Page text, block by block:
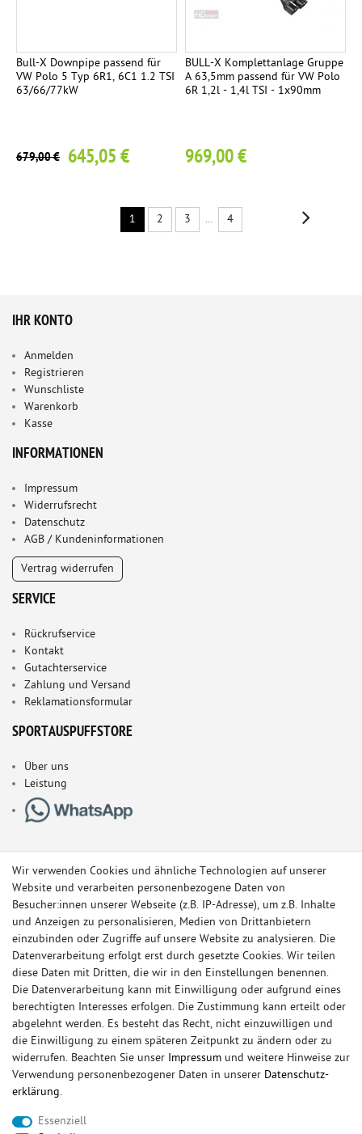
Bull-X Downpipe passend für
VW Polo 5 Typ 6R1, 6C1 1.2 TSI
63/66/77kW
679,00 € 645,05 €
BULL-X Komplettanlage Gruppe
A 63,5mm passend für VW Polo
6R 1,2l - 1,4l TSI - 1x90mm
969,00 €
1 2 3 ... 4
IHR KONTO
Anmelden
Registrieren
Wunschliste
Warenkorb
Kasse
INFORMATIONEN
Impressum
Widerrufsrecht
Datenschutz
AGB / Kundeninformationen
Vertrag widerrufen
SERVICE
Rückrufservice
Kontakt
Gutachterservice
Zahlung und Versand
Reklamationsformular
SPORTAUSPUFFSTORE
Über uns
Leistung
© Copyright 2026 Sportauspuff-Store.de - Alle Rechte vorbehalten.
Preisangaben inkl. gesetzlicher MwSt. und zzgl. Versandkosten
Das Internetportal für Sportendschalldämpfer, Komplettanlagen,
Rennsportanlagen, Sportendrohre, Universalteile, Fächerkrümmer,
Vorschalldämpfer, Sportkat, Ersatzrohr und Auspuffzubehör.
FOX, REMUS, FSW, FRIEDRICH MOTORSPORT, EISENMANN, ULTER
Wir verwenden Cookies und ähnliche Technologien auf unserer
Website und verarbeiten personenbezogene Daten von
Besucher:innen unserer Webseite (z.B. IP-Adresse), um z.B. Inhalte
und Anzeigen zu personalisieren, Medien von Drittanbietern
einzubinden oder Zugriffe auf unsere Website zu analysieren. Die
Datenverarbeitung erfolgt erst durch gesetzte Cookies. Wir teilen
diese Daten mit Dritten, die wir in den Einstellungen benennen.
Die Datenverarbeitung kann mit Einwilligung oder aufgrund eines
berechtigten Interesses erfolgen. Die Zustimmung kann erteilt oder
abgelehnt werden. Es besteht das Recht, nicht einzuwilligen und
die Einwilligung zu einem späteren Zeitpunkt zu ändern oder zu
widerrufen. Beachten Sie unser Impressum und weitere Hinweise zur
Verwendung personenbezogener Daten in unserer Daten­schutz­
erklärung.
Essenziell